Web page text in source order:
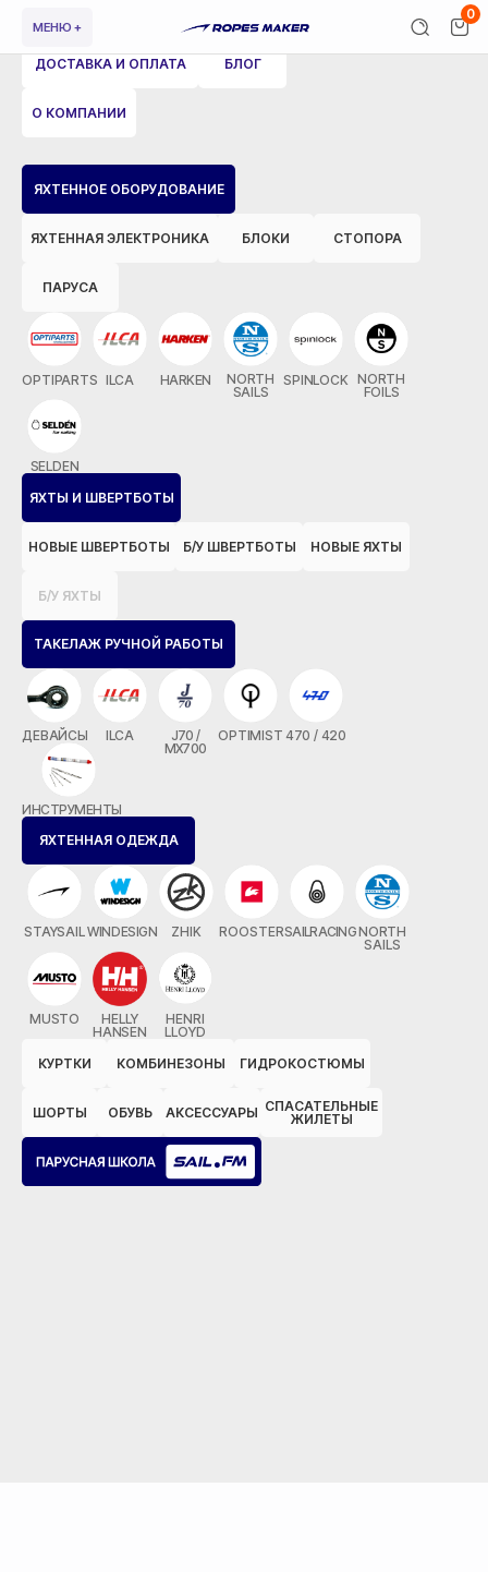
МЕНЮ +
0
ЯХТЕННОЕ ОБОРУДОВАНИЕ
ЯХТЕННАЯ ЭЛЕКТРОНИКА БЛОКИ СТОПОРА
ПАРУСА
OPTIPARTS ILCA HARKEN
NORTH
SAILS
SPINLOCK NORTH
FOILS
SELDEN
ЯХТЫ И ШВЕРТБОТЫ
НОВЫЕ ШВЕРТБОТЫ Б/У ШВЕРТБОТЫ НОВЫЕ ЯХТЫ
Б/У ЯХТЫ
ТАКЕЛАЖ РУЧНОЙ РАБОТЫ
ДЕВАЙСЫ ILCA
J70 /
MX700
OPTIMIST 470 / 420
ИНСТРУМЕНТЫ
ЯХТЕННАЯ ОДЕЖДА
STAYSAILWINDESIGN ZHIK ROOSTERSAILRACINGNORTH
SAILS
MUSTO
HELLY
HANSEN
HENRI
LLOYD
КУРТКИ
КОМБИНЕЗОНЫ ГИДРОКОСТЮМЫ
ШОРТЫ ОБУВЬ АКСЕССУАРЫ СПАСАТЕЛЬНЫЕ
ЖИЛЕТЫ
ДОСТАВКА И ОПЛАТА БЛОГ
О КОМПАНИИ